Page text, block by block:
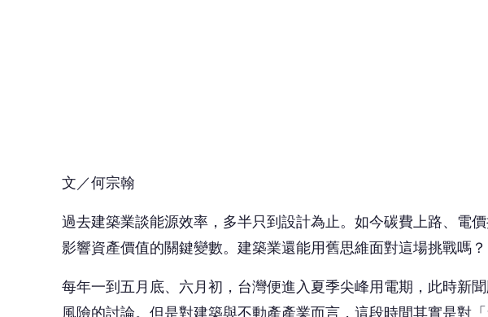
這些做法固然重要，但光靠設計是不夠的。真正的能源效率，必